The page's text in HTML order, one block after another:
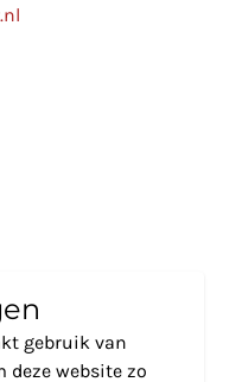
gebruik van
deze website zo